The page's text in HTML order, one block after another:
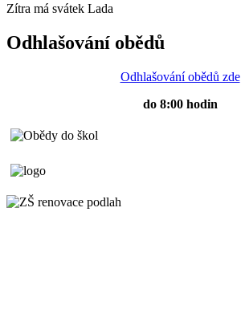
Zítra má svátek Lada
Odhlašování obědů
Odhlašování obědů zde
do 8:00 hodin